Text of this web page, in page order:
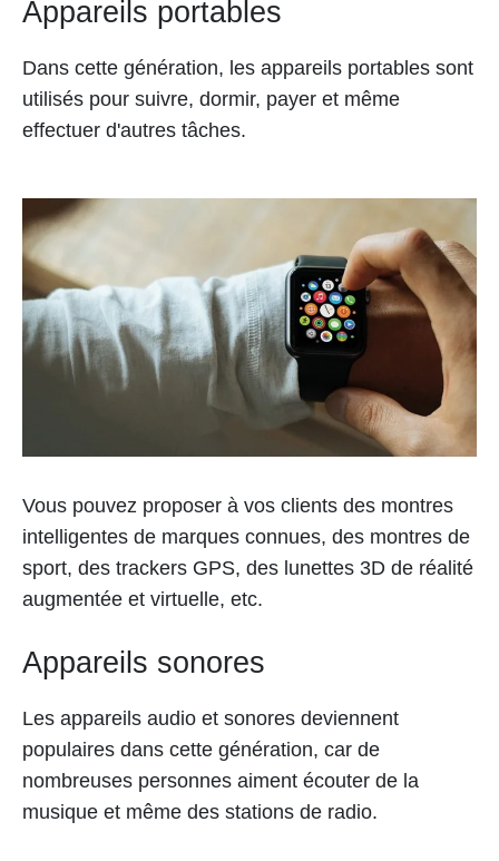
Appareils portables
Dans cette génération, les appareils portables sont
utilisés pour suivre, dormir, payer et même
effectuer d'autres tâches.
Vous pouvez proposer à vos clients des montres
intelligentes de marques connues, des montres de
sport, des trackers GPS, des lunettes 3D de réalité
augmentée et virtuelle, etc.
Appareils sonores
Les appareils audio et sonores deviennent
populaires dans cette génération, car de
nombreuses personnes aiment écouter de la
musique et même des stations de radio.